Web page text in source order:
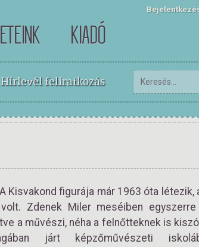
KIADÓ
Hírlevél feliratkozás
Kisvakond figurája már 1963 óta létezik,
Zdenek Miler meséiben
a művészi, néha a felnőtteknek is
járt képzőművészeti